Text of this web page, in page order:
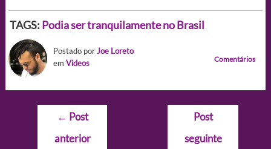
TAGS: Podia ser tranquilamente no Brasil
Postado porJoe Loreto
em Videos Comentários
Navegação
Post
← Post
anterior
Post
seguinte